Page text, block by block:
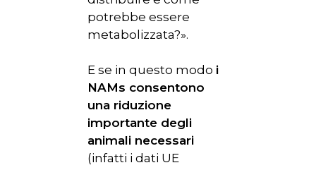
potrebbe essere
metabolizzata?».
E se in questo modo i
NAMs consentono
una riduzione
importante degli
animali necessari
(infatti i dati UE
NORMATIVA